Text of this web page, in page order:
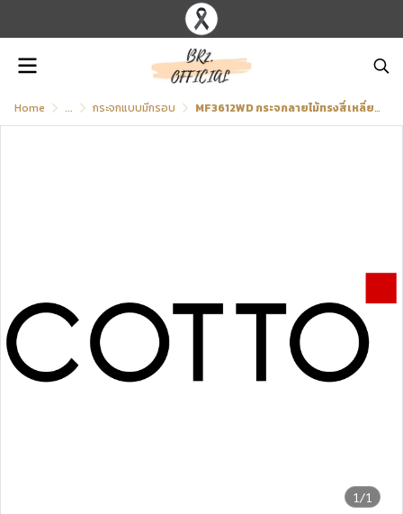
Home ... กระจกแบบมีกรอบ MF3612WD กระจกลายไม้ทรงสี่เหลี่ยม หนา 3 มม. 500x750 มม. รุ่น VINCENT
1/1